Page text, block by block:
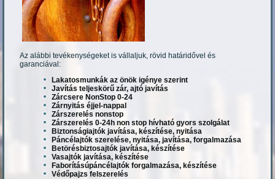
Az alábbi tevékenységeket is vállaljuk, rövid határidővel és
garanciával:
Lakatosmunkák az önök igénye szerint
Javítás teljeskörű zár, ajtó javítás
Zárcsere NonStop 0-24
Zárnyitás éjjel-nappal
Zárszerelés nonstop
Zárszerelés 0-24h non stop hívható gyors szolgálat
Biztonságiajtók javítása, készítése, nyitása
Páncélajtók szerelése, nyitása, javítása, forgalmazása
Betörésbiztosajtók javítása, készítése
Vasajtók javítása, készítése
Faborításúpáncélajtók forgalmazása, készítése
Védőpajzs felszerelés